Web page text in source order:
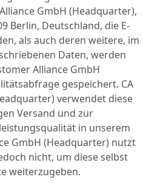
GmbH (Headquarter),
Berlin, Deutschland, die E-
als auch deren weitere, im
Daten, werden
Alliance GmbH
gespeichert. CA
verwendet diese
Versand und zur
in unserem
GmbH (Headquarter) nutzt
nicht, um diese selbst
weiterzugeben.